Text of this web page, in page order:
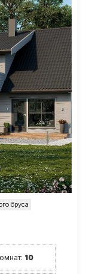
бруса
10